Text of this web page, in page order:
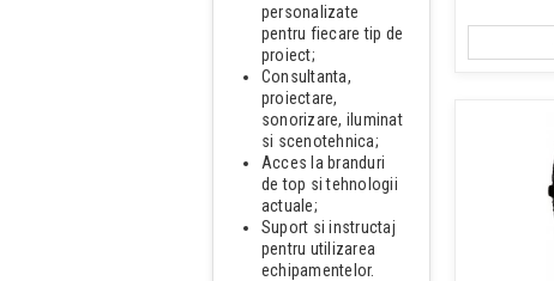
personalizate
pentru fiecare tip de
proiect;
Consultanta,
proiectare,
sonorizare, iluminat
si scenotehnica;
Acces la branduri
de top si tehnologii
actuale;
Suport si instructaj
pentru utilizarea
echipamentelor.